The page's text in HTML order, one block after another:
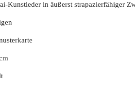
Kunstleder in äußerst strapazierfähiger